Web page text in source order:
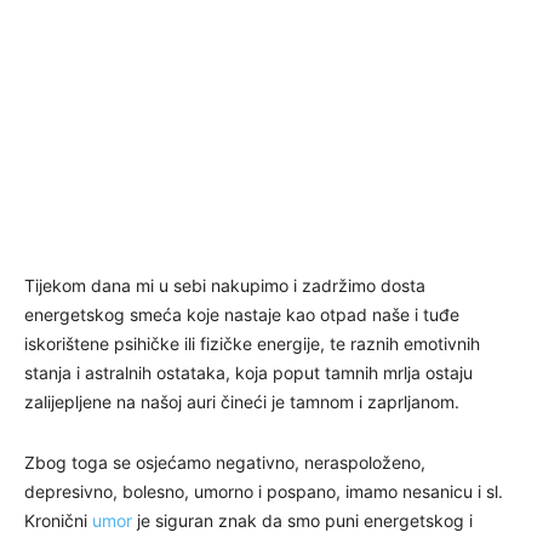
Tijekom dana mi u sebi nakupimo i zadržimo dosta
energetskog smeća koje nastaje kao otpad naše i tuđe
iskorištene psihičke ili fizičke energije, te raznih emotivnih
stanja i astralnih ostataka, koja poput tamnih mrlja ostaju
zalijepljene na našoj auri čineći je tamnom i zaprljanom.
Zbog toga se osjećamo negativno, neraspoloženo,
depresivno, bolesno, umorno i pospano, imamo nesanicu i sl.
Kronični umor je siguran znak da smo puni energetskog i